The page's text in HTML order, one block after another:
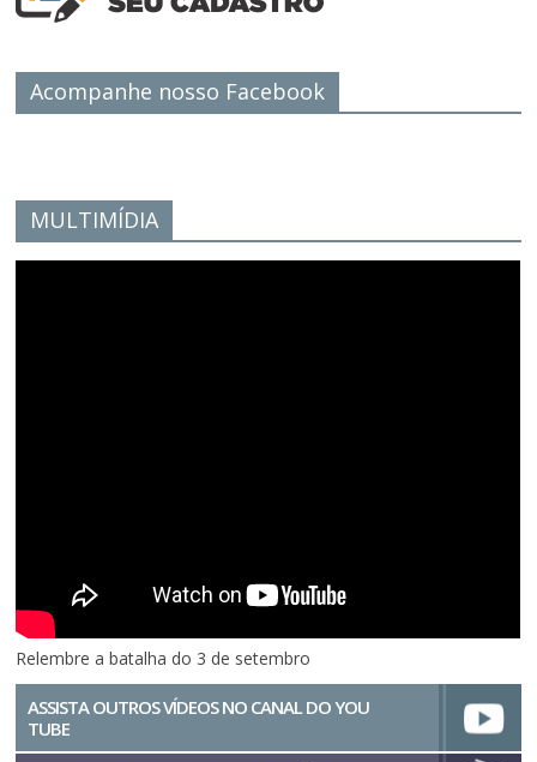
Acompanhe nosso Facebook
MULTIMÍDIA
Relembre a batalha do 3 de setembro
ASSISTA OUTROS VÍDEOS NO CANAL DO YOU
TUBE